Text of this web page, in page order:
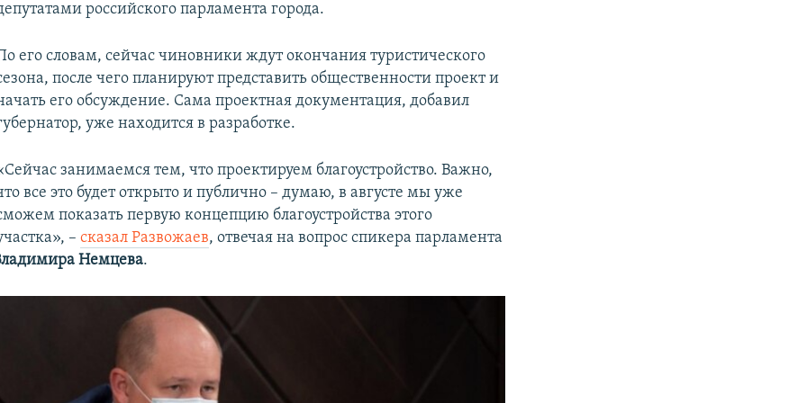
российского парламента города.
его словам, сейчас чиновники ждут окончания туристического
после чего планируют представить общественности проект и
его обсуждение. Сама проектная документация, добавил
уже находится в разработке.
занимаемся тем, что проектируем благоустройство. Важно,
все это будет открыто и публично – думаю, в августе мы уже
показать первую концепцию благоустройства этого
– сказал Развожаев, отвечая на вопрос спикера парламента
Немцева.